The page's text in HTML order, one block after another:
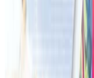
२०२६ जुलाई २३
एनपिएल
सबैभन्दा